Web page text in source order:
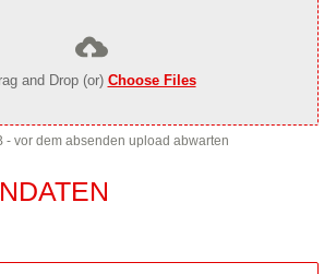
and Drop (or) Choose Files
- vor dem absenden upload abwarten